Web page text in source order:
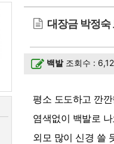
대장금 박정숙
백발조회수 :
평소 도도하고 깐
염색없이 백발로
외모 많이 신경 쓸